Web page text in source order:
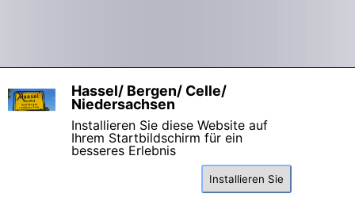
Hassel/ Bergen/ Celle/
Niedersachsen
Installieren Sie diese Website auf
Ihrem Startbildschirm für ein
besseres Erlebnis
Installieren Sie
X